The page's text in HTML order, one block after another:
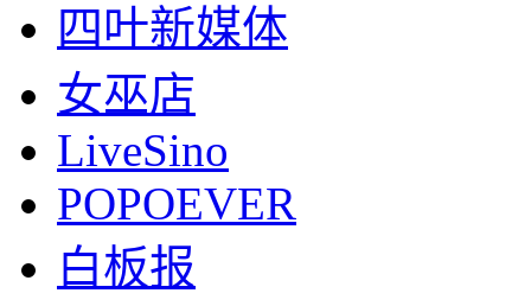
四叶新媒体
女巫店
LiveSino
POPOEVER
白板报